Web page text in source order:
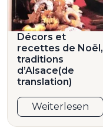
Décors et
recettes de Noël,
traditions
d’Alsace(de
translation)
Weiterlesen